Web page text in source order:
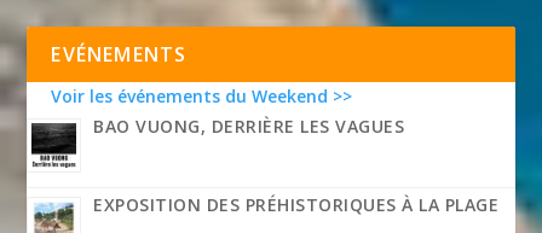
EVÉNEMENTS
Voir les événements du Weekend >>
BAO VUONG, DERRIÈRE LES VAGUES
EXPOSITION DES PRÉHISTORIQUES À LA PLAGE